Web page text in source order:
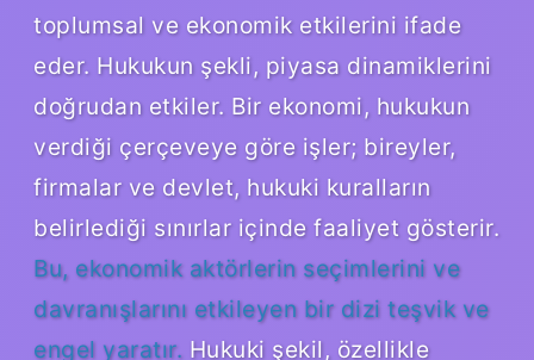
toplumsal ve ekonomik etkilerini ifade
eder. Hukukun şekli, piyasa dinamiklerini
doğrudan etkiler. Bir ekonomi, hukukun
verdiği çerçeveye göre işler; bireyler,
firmalar ve devlet, hukuki kuralların
belirlediği sınırlar içinde faaliyet gösterir.
Bu, ekonomik aktörlerin seçimlerini ve
davranışlarını etkileyen bir dizi teşvik ve
engel yaratır. Hukuki şekil, özellikle